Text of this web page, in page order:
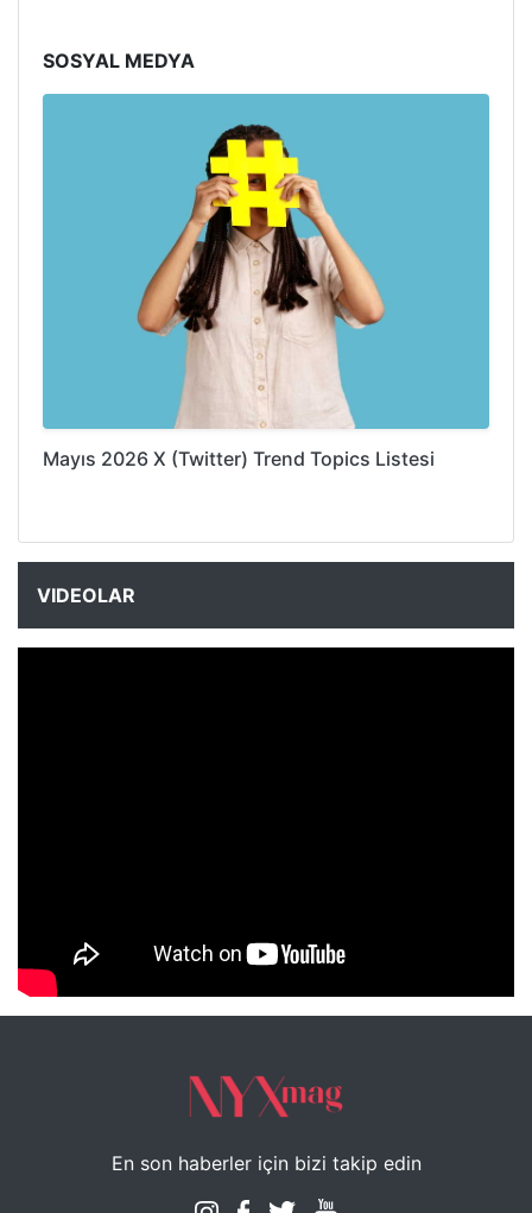
SOSYAL MEDYA
Mayıs 2026 X (Twitter) Trend Topics Listesi
VIDEOLAR
NYXmag 2. Yaş Kutlama Etkinliği
En son haberler için bizi takip edin